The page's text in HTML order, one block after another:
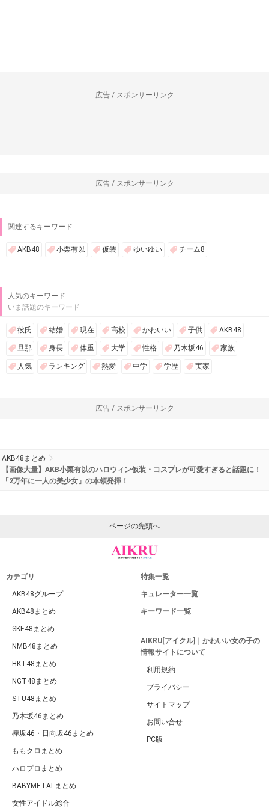
広告 / スポンサーリンク
広告 / スポンサーリンク
関連するキーワード
AKB48 小栗有以 仮装 ゆいゆい チーム8
人気のキーワード
いま話題のキーワード
彼氏 結婚 現在 高校 かわいい 子供 AKB48
旦那 身長 体重 大学 性格 乃木坂46 家族
人気 ランキング 熱愛 中学 学歴 実家
広告 / スポンサーリンク
AKB48まとめ
【画像大量】AKB小栗有以のハロウィン仮装・コスプレが可愛すぎると話題に！
「2万年に一人の美少女」の本領発揮！
ページの先頭へ
カテゴリ
AKB48グループ
AKB48まとめ
SKE48まとめ
NMB48まとめ
HKT48まとめ
NGT48まとめ
STU48まとめ
乃木坂46まとめ
欅坂46・日向坂46まとめ
ももクロまとめ
ハロプロまとめ
BABYMETALまとめ
女性アイドル総合
特集一覧
キュレーター一覧
キーワード一覧
AIKRU[アイクル]｜かわいい女の子の
情報サイトについて
利用規約
プライバシー
サイトマップ
お問い合せ
PC版